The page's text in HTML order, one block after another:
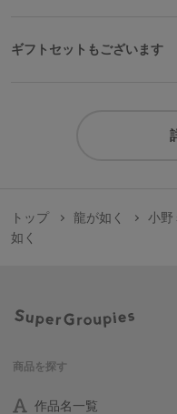
ギフトセットもございます
トップ 龍が如く
小野
如く
商品を探す
作品名一覧